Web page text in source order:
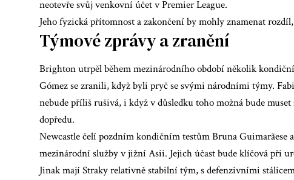
neotevře svůj venkovní účet v Premier League.
Jeho fyzická přítomnost a zakončení by mohly znamenat
Týmové zprávy a zranění
Brighton utrpěl během mezinárodního období několik
Gómez se zranili, když byli pryč se svými národními týmy.
nebude příliš rušivá, i když v důsledku toho možná bude
dopředu.
Newcastle čelí pozdním kondičním testům Bruna Guimarãese
mezinárodní služby v jižní Asii. Jejich účast bude klíčová při
Jinak mají Straky relativně stabilní tým, s defenzivními